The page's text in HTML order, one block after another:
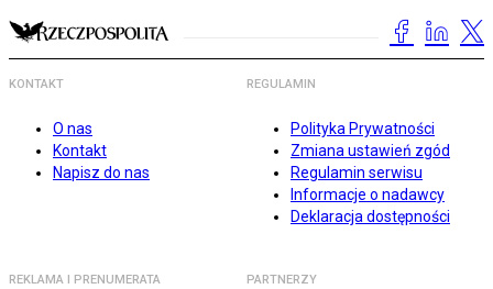
KONTAKT
O nas
Kontakt
Napisz do nas
REGULAMIN
Polityka Prywatności
Zmiana ustawień zgód
Regulamin serwisu
Informacje o nadawcy
Deklaracja dostępności
REKLAMA I PRENUMERATA PARTNERZY